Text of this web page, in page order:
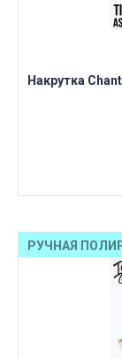
Накрутка
РУЧНАЯ